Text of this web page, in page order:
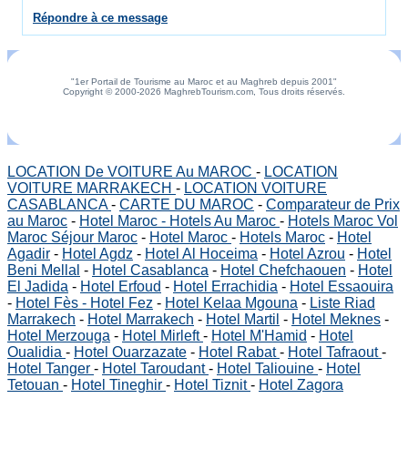
Répondre à ce message
"1er Portail de Tourisme au Maroc et au Maghreb depuis 2001"
Copyright © 2000-2026 MaghrebTourism.com, Tous droits réservés.
LOCATION De VOITURE Au MAROC - LOCATION
VOITURE MARRAKECH - LOCATION VOITURE
CASABLANCA- CARTE DU MAROC - Comparateur de Prix
au Maroc - Hotel Maroc - Hotels Au Maroc - Hotels Maroc Vol
Maroc Séjour Maroc - Hotel Maroc - Hotels Maroc - Hotel
Agadir - Hotel Agdz - Hotel Al Hoceima - Hotel Azrou - Hotel
Beni Mellal - Hotel Casablanca - Hotel Chefchaouen - Hotel
El Jadida - Hotel Erfoud - Hotel Errachidia - Hotel Essaouira
- Hotel Fès - Hotel Fez - Hotel Kelaa Mgouna - Liste Riad
Marrakech - Hotel Marrakech - Hotel Martil - Hotel Meknes -
Hotel Merzouga - Hotel Mirleft- Hotel M'Hamid - Hotel
Oualidia - Hotel Ouarzazate - Hotel Rabat- Hotel Tafraout-
Hotel Tanger - Hotel Taroudant- Hotel Taliouine - Hotel
Tetouan - Hotel Tineghir - Hotel Tiznit- Hotel Zagora